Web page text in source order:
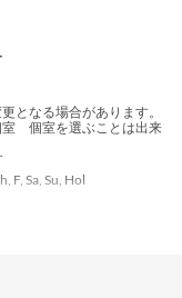
となる場合があります。
室 個室を選ぶことは出来
F, Sa, Su, Hol